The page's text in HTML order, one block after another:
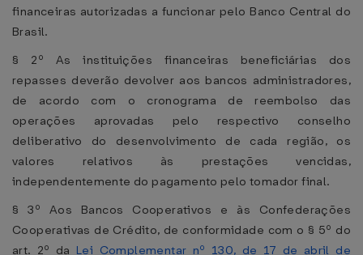
financeiras autorizadas a funcionar pelo Banco Central do
Brasil.
§ 2º As instituições financeiras beneficiárias dos
repasses deverão devolver aos bancos administradores,
de acordo com o cronograma de reembolso das
operações aprovadas pelo respectivo conselho
deliberativo do desenvolvimento de cada região, os
valores relativos às prestações vencidas,
independentemente do pagamento pelo tomador final.
§ 3º Aos Bancos Cooperativos e às Confederações
Cooperativas de Crédito, de conformidade com o § 5º do
art. 2º da Lei Complementar nº 130, de 17 de abril de